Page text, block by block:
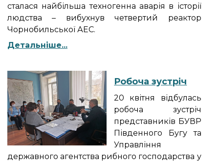
сталася найбільша техногенна аварія в історії
людства – вибухнув четвертий реактор
Чорнобильської АЕС.
Детальніше...
Робоча зустріч
20 квітня відбулась
робоча зустріч
представників БУВР
Південного Бугу та
Управління
державного агентства рибного господарства у